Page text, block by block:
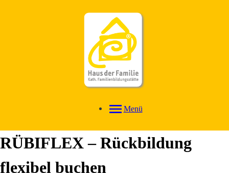
Menü
RÜBIFLEX – Rückbildung
flexibel buchen